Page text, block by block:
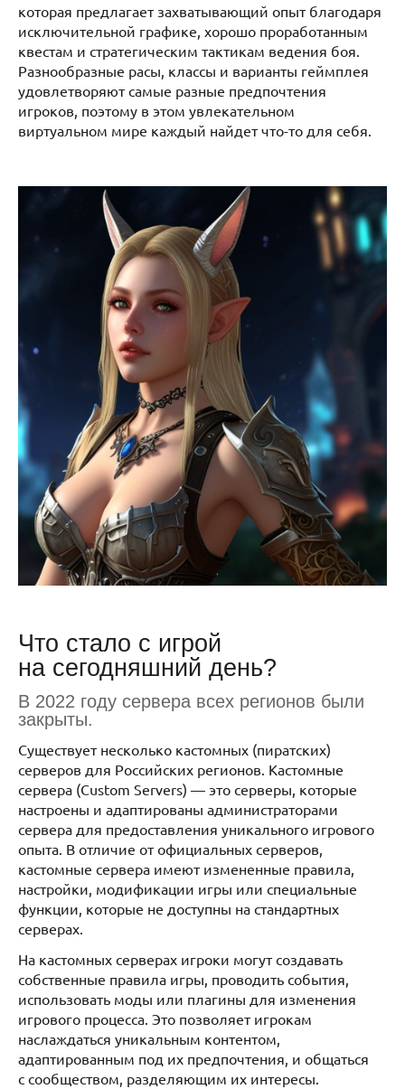
которая предлагает захватывающий опыт благодаря
исключительной графике, хорошо проработанным
квестам и стратегическим тактикам ведения боя.
Разнообразные расы, классы и варианты геймплея
удовлетворяют самые разные предпочтения
игроков, поэтому в этом увлекательном
виртуальном мире каждый найдет что-то для себя.
Что стало с игрой
на сегодняшний день?
В 2022 году сервера всех регионов были
закрыты.
Существует несколько кастомных (пиратских)
серверов для Российских регионов. Кастомные
сервера (Custom Servers) — это серверы, которые
настроены и адаптированы администраторами
сервера для предоставления уникального игрового
опыта. В отличие от официальных серверов,
кастомные сервера имеют измененные правила,
настройки, модификации игры или специальные
функции, которые не доступны на стандартных
серверах.
На кастомных серверах игроки могут создавать
собственные правила игры, проводить события,
использовать моды или плагины для изменения
игрового процесса. Это позволяет игрокам
наслаждаться уникальным контентом,
адаптированным под их предпочтения, и общаться
с сообществом, разделяющим их интересы.